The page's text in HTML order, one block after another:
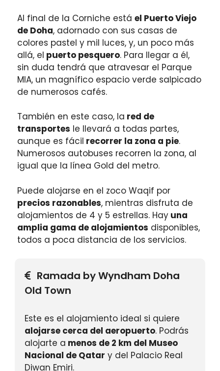
Al final de la Corniche está el Puerto Viejo
de Doha, adornado con sus casas de
colores pastel y mil luces, y, un poco más
allá, el puerto pesquero. Para llegar a él,
sin duda tendrá que atravesar el Parque
MIA, un magnífico espacio verde salpicado
de numerosos cafés.
También en este caso, la red de
transportes le llevará a todas partes,
aunque es fácil recorrer la zona a pie.
Numerosos autobuses recorren la zona, al
igual que la línea Gold del metro.
Puede alojarse en el zoco Waqif por
precios razonables, mientras disfruta de
alojamientos de 4 y 5 estrellas. Hay una
amplia gama de alojamientos disponibles,
todos a poca distancia de los servicios.
Ramada by Wyndham Doha
Old Town
Este es el alojamiento ideal si quiere
alojarse cerca del aeropuerto. Podrás
alojarte a menos de 2 km del Museo
Nacional de Qatar y del Palacio Real
Diwan Emiri.